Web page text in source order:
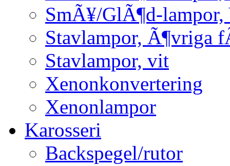
SmÃ¥/GlÃ¶d-
Stavlampor, Ã¶vriga
Stavlampor, vit
Xenonkonvertering
Xenonlampor
Karosseri
Backspegel/rutor